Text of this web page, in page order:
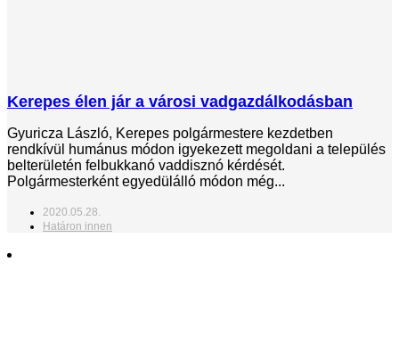
Kerepes élen jár a városi vadgazdálkodásban
Gyuricza László, Kerepes polgármestere kezdetben
rendkívül humánus módon igyekezett megoldani a település
belterületén felbukkanó vaddisznó kérdését.
Polgármesterként egyedülálló módon még...
2020.05.28.
Határon innen